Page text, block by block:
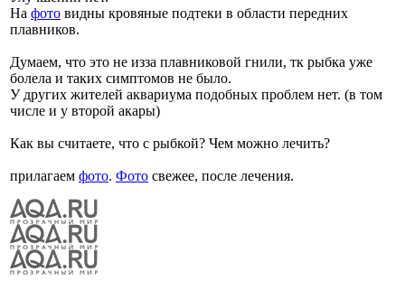
На фото видны кровяные подтеки в области передних
плавников.
Думаем, что это не изза плавниковой гнили, тк рыбка уже
болела и таких симптомов не было.
У других жителей аквариума подобных проблем нет. (в том
числе и у второй акары)
Как вы считаете, что с рыбкой? Чем можно лечить?
прилагаем фото. Фото свежее, после лечения.